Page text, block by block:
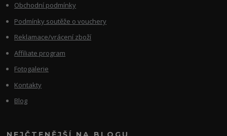
Obchodní podmínky
Podmínky soutěže o vouchery
Reklamace/vrácení zboží
Affiliate program
Fotogalerie
Kontakty
Blog